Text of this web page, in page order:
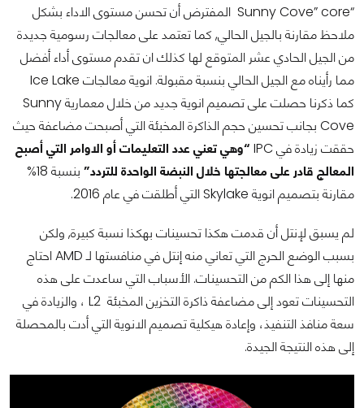
“Sunny Cove” core المفترض أن تحسن مستوى الاداء بشكل
ملاحظ مقارنة بالجيل الحالي, كما تعتمد على معالجات رسومية جديدة
من الجيل الحادي عشر المتوقع لها كذلك ان تقدم مستوى أداء أفضل
مما رأيناه مع الجيل الحالي بنسبة مقبولة. انوية معالجات Ice Lake
كما ذكرنا حصلت على تصميم انوية جديد من خلال معمارية Sunny
Cove بجانب تحسين حجم الذاكرة المخبئة التي أصبحت مضاعفة حيث
حققت زيادة في IPC
“وهي تعني عدد التعليمات أو الاوامر التي أصبح
المعالج قادر على معالجتها خلال النبضة الواحدة للتردد”
بنسبة 18%
مقارنة بتصميم انوية Skylake التي أطلقت في عام 2016.
لم يسبق لإنتل أن قدمت هكذا تحسينات بهكذا نسبة كبيرة, ولكن
بسبب الوضع الحرج التي تعاني منه إنتل في منافستها لـ AMD احتاج
منها إلى هذا الكم من التحسينات. الأسباب التي ساعدت على هذه
التحسينات تعود إلى مضاعفة ذاكرة التخزين المخبئة L2 ، والزيادة في
سعة منافذ التنفيذ، وإعادة هيكلية تصميم الانوية التي أدت بالمحصلة
إلى هذه النتيجة الجيدة.